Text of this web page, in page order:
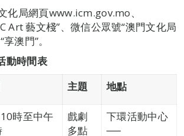
化局網頁www.icm.gov.mo、
Art 藝文棧”、微信公眾號“澳門文化局
澳門”。
動時間表
主題 地點
時至中午
戲劇
多點
下環活動中心
──